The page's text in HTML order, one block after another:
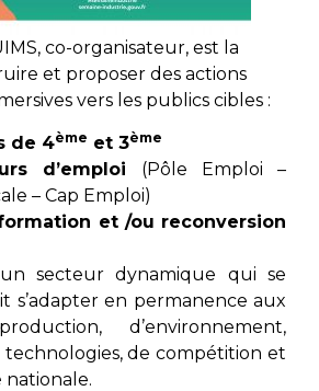
co-organisateur, est la
et proposer des actions
vers les publics cibles :
de 4ème et 3ème
d’emploi (Pôle Emploi –
– Cap Emploi)
et /ou reconversion
un secteur dynamique qui se
s’adapter en permanence aux
d’environnement,
technologies, de compétition et
nationale.